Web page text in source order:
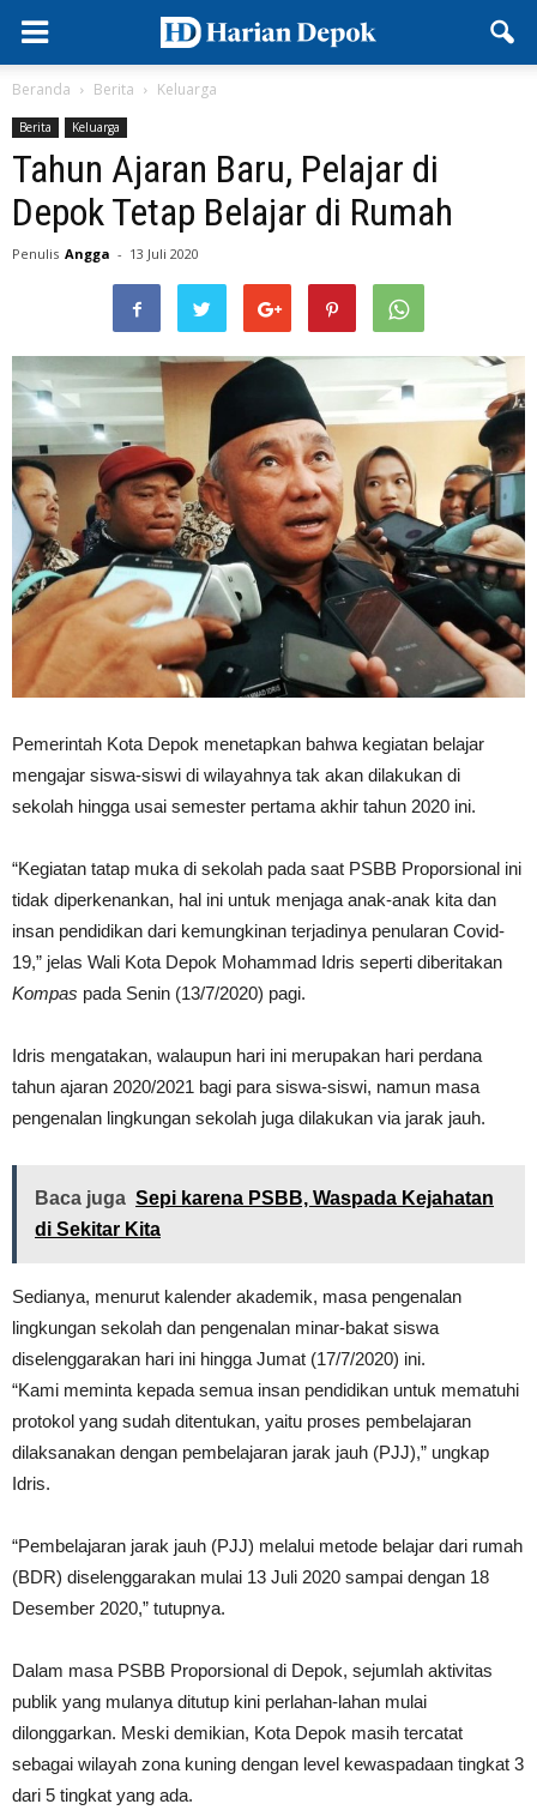
Beranda Berita Keluarga
Berita Keluarga
Tahun Ajaran Baru, Pelajar di
Depok Tetap Belajar di Rumah
Penulis Angga - 13 Juli 2020
Pemerintah Kota Depok menetapkan bahwa kegiatan belajar
mengajar siswa-siswi di wilayahnya tak akan dilakukan di
sekolah hingga usai semester pertama akhir tahun 2020 ini.
“Kegiatan tatap muka di sekolah pada saat PSBB Proporsional ini
tidak diperkenankan, hal ini untuk menjaga anak-anak kita dan
insan pendidikan dari kemungkinan terjadinya penularan Covid-
19,” jelas Wali Kota Depok Mohammad Idris seperti diberitakan
Kompas pada Senin (13/7/2020) pagi.
Idris mengatakan, walaupun hari ini merupakan hari perdana
tahun ajaran 2020/2021 bagi para siswa-siswi, namun masa
pengenalan lingkungan sekolah juga dilakukan via jarak jauh.
Baca juga Sepi karena PSBB, Waspada Kejahatan
di Sekitar Kita
Sedianya, menurut kalender akademik, masa pengenalan
lingkungan sekolah dan pengenalan minar-bakat siswa
diselenggarakan hari ini hingga Jumat (17/7/2020) ini.
“Kami meminta kepada semua insan pendidikan untuk mematuhi
protokol yang sudah ditentukan, yaitu proses pembelajaran
dilaksanakan dengan pembelajaran jarak jauh (PJJ),” ungkap
Idris.
“Pembelajaran jarak jauh (PJJ) melalui metode belajar dari rumah
(BDR) diselenggarakan mulai 13 Juli 2020 sampai dengan 18
Desember 2020,” tutupnya.
Dalam masa PSBB Proporsional di Depok, sejumlah aktivitas
publik yang mulanya ditutup kini perlahan-lahan mulai
dilonggarkan. Meski demikian, Kota Depok masih tercatat
sebagai wilayah zona kuning dengan level kewaspadaan tingkat 3
dari 5 tingkat yang ada.